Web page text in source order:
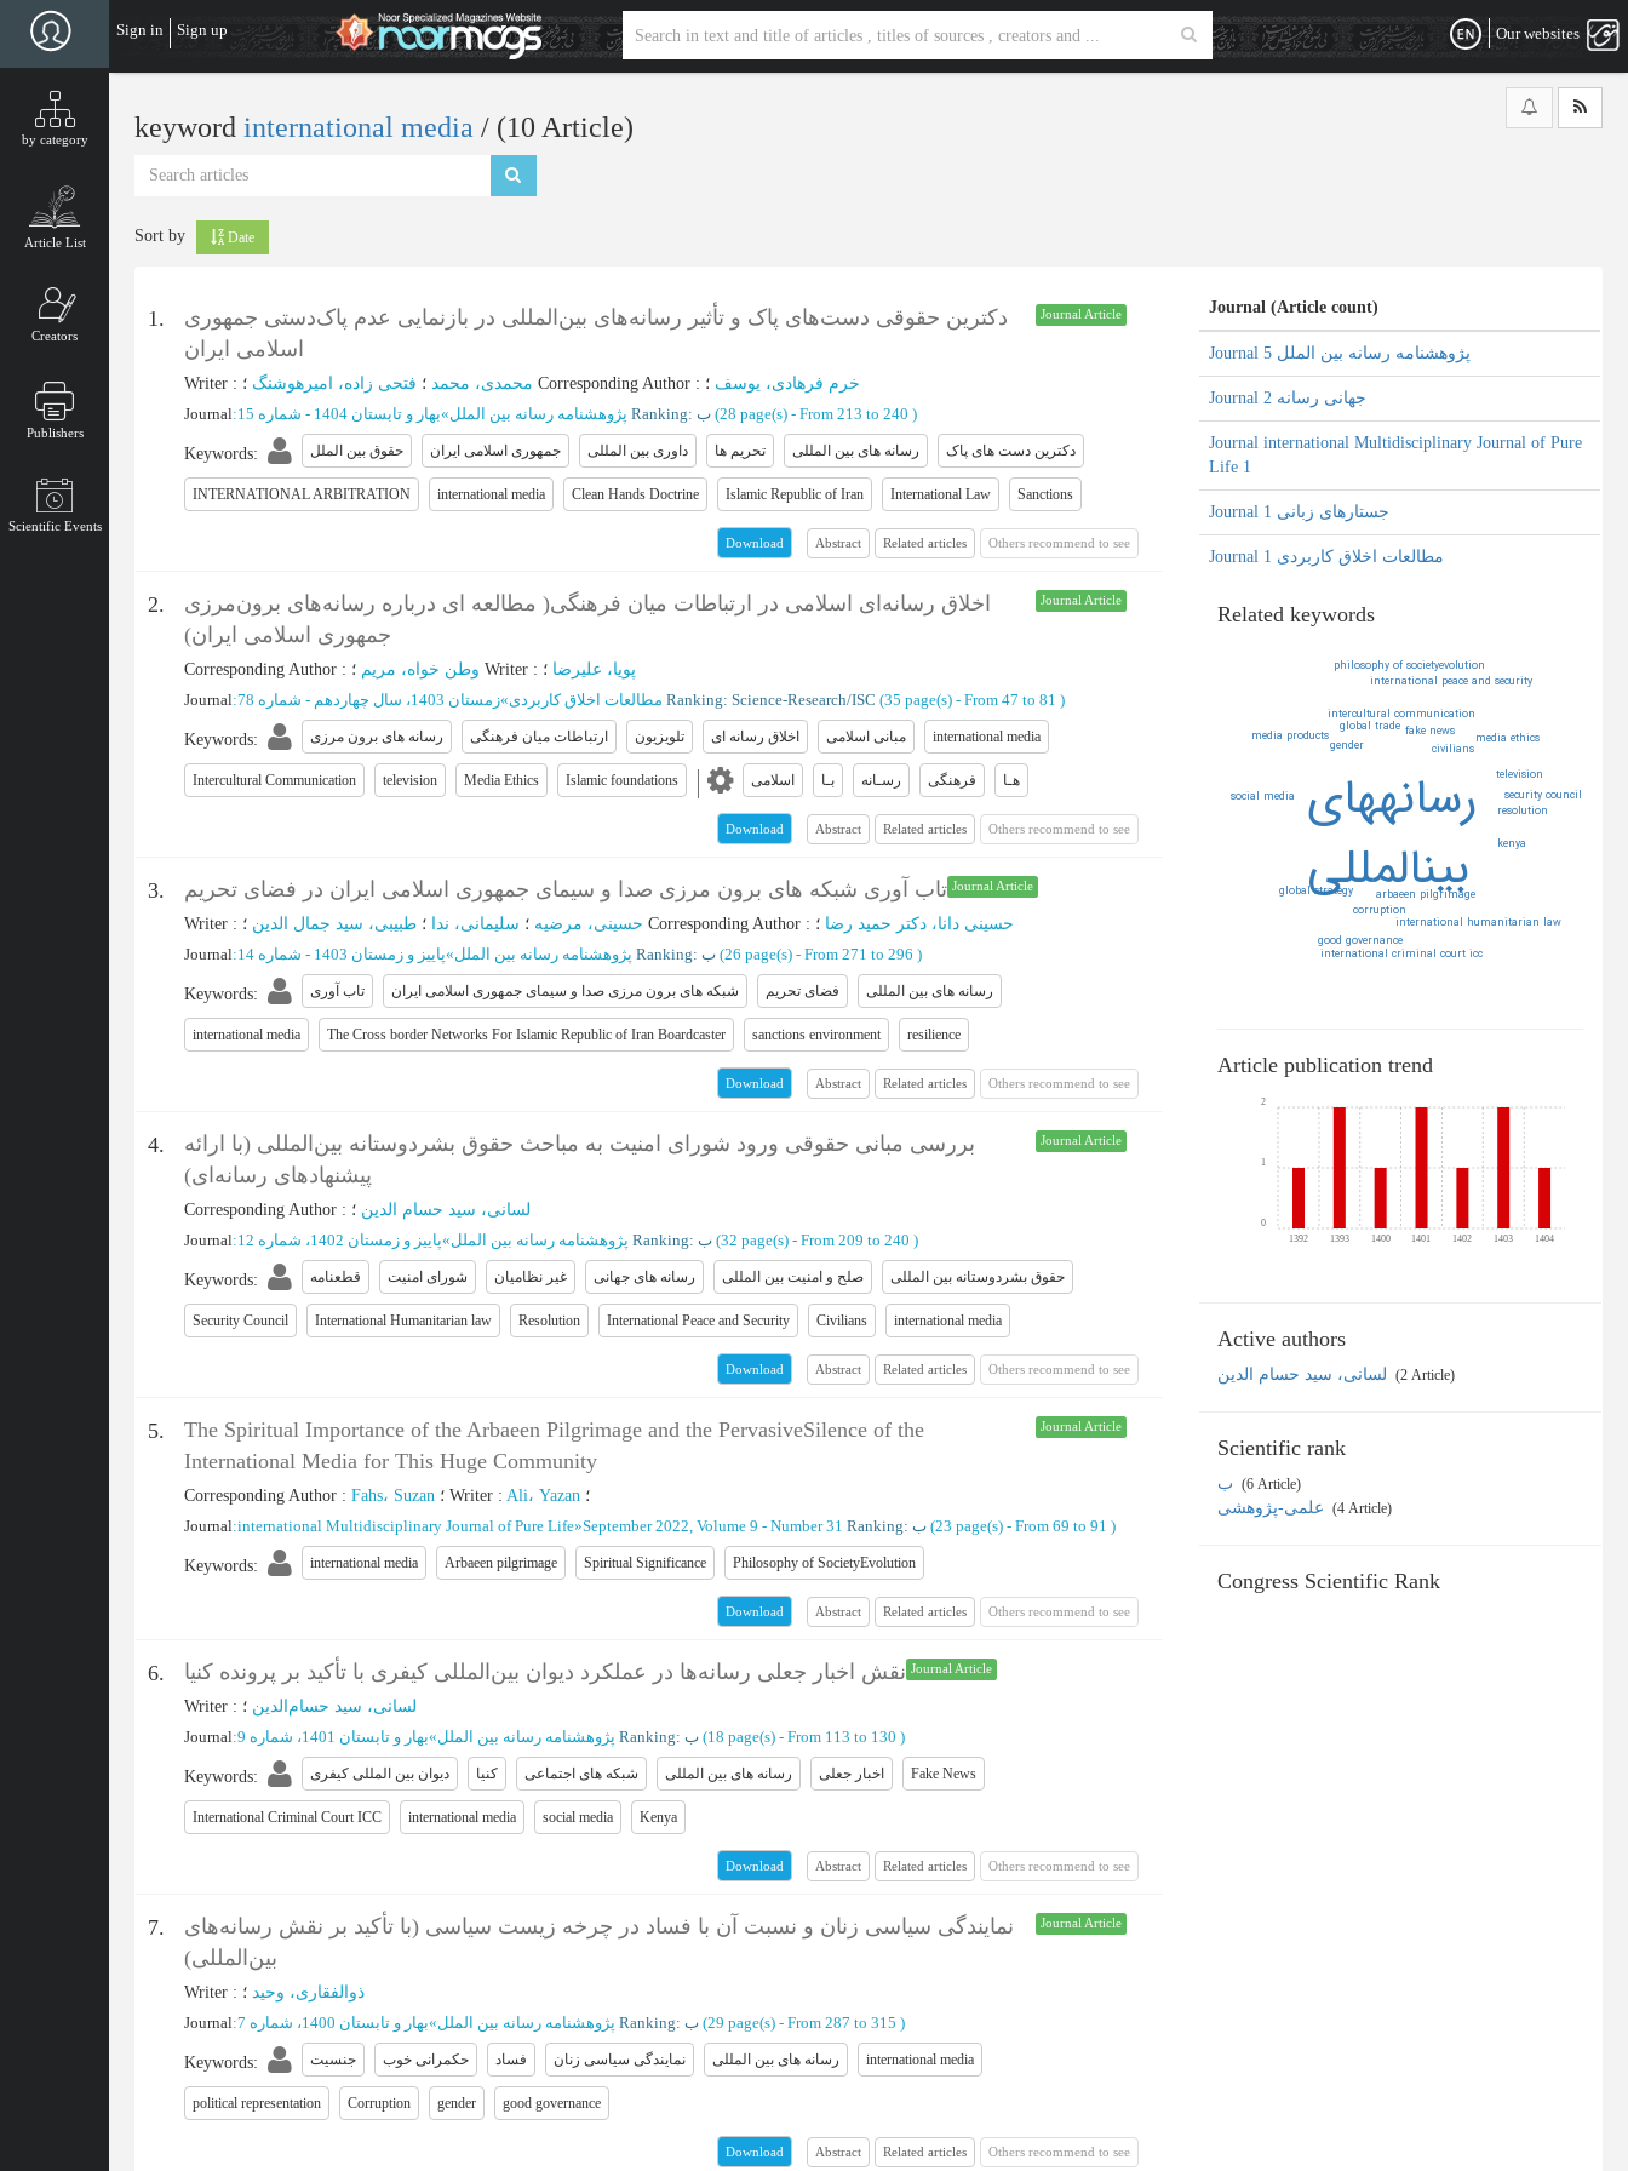
Sign in Sign up Our websites
by category
Article List
Creators
Publishers
Scientific Events
keyword international media ‎/ (10 Article)
Sort by Date
1.
دکترین حقوقی دست‌های پاک و تأثیر رسانه‌های بین‌المللی در بازنمایی عدم پاک‌دستی جمهوری
اسلامی ایران
Journal Article
Writer : محمدی، محمد ؛ فتحی زاده، امیرهوشنگ Corresponding Author : خرم فرهادی، یوسف ؛
Journal: پژوهشنامه رسانه بین الملل»بهار و تابستان 1404 - شماره 15 Ranking: ب (‎28 page(s) - From 213 to 240 )
Keywords: حقوق بین الملل جمهوری اسلامی ایران داوری بین المللی تحریم ها رسانه های بین المللی دکترین دست های پاک
INTERNATIONAL ARBITRATION international media Clean Hands Doctrine Islamic Republic of Iran International Law Sanctions
Download Abstract Related articles Others recommend to see
2.
اخلاق رسانه‌ای اسلامی در ارتباطات میان فرهنگی( مطالعه ای درباره رسانه‌های برون‌مرزی
جمهوری اسلامی ایران)
Journal Article
Corresponding Author : وطن خواه، مریم Writer : پویا، علیرضا ؛
Journal: مطالعات اخلاق کاربردی»زمستان 1403، سال چهاردهم - شماره 78 Ranking: Science-Research/ISC (‎35 page(s) - From 47 to 81 )
Keywords: رسانه های برون مرزی ارتباطات میان فرهنگی تلویزیون اخلاق رسانه ای مبانی اسلامی international media
Intercultural Communication television Media Ethics Islamic foundations اسلامی بـا رسـانه فرهنگی هـا
Download Abstract Related articles Others recommend to see
3. تاب آوری شبکه های برون مرزی صدا و سیمای جمهوری اسلامی ایران در فضای تحریم Journal Article
Writer : حسینی، مرضیه ؛ سلیمانی، ندا ؛ طبیبی، سید جمال الدین Corresponding Author : حسینی دانا، دکتر حمید رضا ؛
Journal: پژوهشنامه رسانه بین الملل»پاییز و زمستان 1403 - شماره 14 Ranking: ب (‎26 page(s) - From 271 to 296 )
Keywords: تاب آوری شبکه های برون مرزی صدا و سیمای جمهوری اسلامی ایران فضای تحریم رسانه های بین المللی
international media The Cross border Networks For Islamic Republic of Iran Boardcaster sanctions environment resilience
Download Abstract Related articles Others recommend to see
4.
بررسی مبانی حقوقی ورود شورای امنیت به مباحث حقوق بشردوستانه بین‌المللی (با ارائه
پیشنهادهای رسانه‌ای)
Journal Article
Corresponding Author : لسانی، سید حسام الدین ؛
Journal: پژوهشنامه رسانه بین الملل»پاییز و زمستان 1402، شماره 12 Ranking: ب (‎32 page(s) - From 209 to 240 )
Keywords: قطعنامه شورای امنیت غیر نظامیان رسانه های جهانی صلح و امنیت بین المللی حقوق بشردوستانه بین المللی
Security Council International Humanitarian law Resolution International Peace and Security Civilians international media
Download Abstract Related articles Others recommend to see
5.
The Spiritual Importance of the Arbaeen Pilgrimage and the PervasiveSilence of the
International Media for This Huge Community
Journal Article
Corresponding Author : Fahs، Suzan Writer : Ali، Yazan ؛
Journal:international Multidisciplinary Journal of Pure Life»September 2022, Volume 9 - Number 31 Ranking: ب (‎23 page(s) - From 69 to 91 )
Keywords: international media Arbaeen pilgrimage Spiritual Significance Philosophy of SocietyEvolution
Download Abstract Related articles Others recommend to see
6. نقش اخبار جعلی رسانه‌ها در عملکرد دیوان بین‌المللی کیفری با تأکید بر پرونده کنیا Journal Article
Writer : لسانی، سید حسام‌الدین ؛
Journal: پژوهشنامه رسانه بین الملل»بهار و تابستان 1401، شماره 9 Ranking: ب (‎18 page(s) - From 113 to 130 )
Keywords: دیوان بین المللی کیفری کنیا شبکه های اجتماعی رسانه های بین المللی اخبار جعلی Fake News
International Criminal Court ICC international media social media Kenya
Download Abstract Related articles Others recommend to see
7.
نمایندگی سیاسی زنان و نسبت آن با فساد در چرخه زیست سیاسی (با تأکید بر نقش رسانه‌های
بین‌المللی)
Journal Article
Writer : ذوالفقاری، وحید ؛
Journal: پژوهشنامه رسانه بین الملل»بهار و تابستان 1400، شماره 7 Ranking: ب (‎29 page(s) - From 287 to 315 )
Keywords: جنسیت حکمرانی خوب فساد نمایندگی سیاسی زنان رسانه های بین المللی international media
political representation Corruption gender good governance
Download Abstract Related articles Others recommend to see
Journal (Article count)
Journal پژوهشنامه رسانه بین الملل 5
Journal جهانی رسانه 2
Journal international Multidisciplinary Journal of Pure
Life 1
Journal جستارهای زبانی 1
Journal مطالعات اخلاق کاربردی 1
Related keywords
رسانههاي
بينالمللي
arbaeen pilgrimage
civilians
corruption
fake news
gender
global strategy
global trade
good governance
intercultural communication
international criminal court icc
international humanitarian law
international peace and security
kenya
media ethics
media products
philosophy of societyevolution
resolution
security council
social media
television
Article publication trend
1392 1393 1400 1401 1402 1403 1404
0
1
2
Active authors
‎ (2 Article)
Scientific rank
‎ (6 Article)
‎ (4 Article)
Congress Scientific Rank